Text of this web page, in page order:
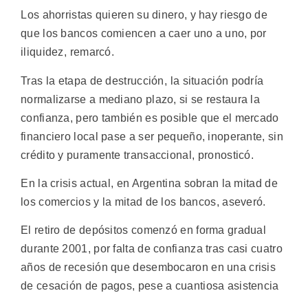
Los ahorristas quieren su dinero, y hay riesgo de
que los bancos comiencen a caer uno a uno, por
iliquidez, remarcó.
Tras la etapa de destrucción, la situación podría
normalizarse a mediano plazo, si se restaura la
confianza, pero también es posible que el mercado
financiero local pase a ser pequeño, inoperante, sin
crédito y puramente transaccional, pronosticó.
En la crisis actual, en Argentina sobran la mitad de
los comercios y la mitad de los bancos, aseveró.
El retiro de depósitos comenzó en forma gradual
durante 2001, por falta de confianza tras casi cuatro
años de recesión que desembocaron en una crisis
de cesación de pagos, pese a cuantiosa asistencia